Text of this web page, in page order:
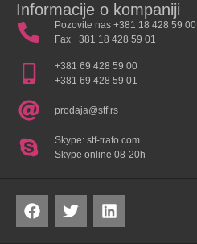
Informacije o kompaniji
Pozovite nas +381 18 428 59 00
Fax +381 18 428 59 01
+381 69 428 59 00
+381 69 428 59 01
prodaja@stf.rs
Skype: stf-trafo.com
Skype online 08-20h